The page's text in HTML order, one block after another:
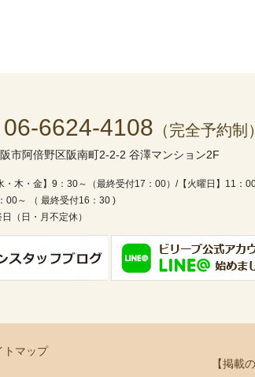
06-6624-4108 （完全予約制）
市阿倍野区阪南町2-2-2 谷澤マンション2F
・木・金】9：30～（最終受付17：00）/【火曜日】11：
00～ （ 最終受付16：30 )
（日・月不定休）
トマップ
【掲載